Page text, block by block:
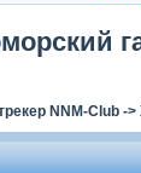
NNM-Club->